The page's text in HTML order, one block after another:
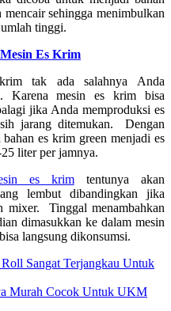
sehingga menimbulkan
tinggi.
Es Krim
tak ada salahnya Anda
Karena mesin es krim bisa
jika Anda memproduksi es
jarang ditemukan. Dengan
es krim green menjadi es
liter per jamnya.
es krimtentunya akan
lembut dibandingkan jika
mixer. Tinggal menambahkan
dimasukkan ke dalam mesin
langsung dikonsumsi.
Sangat Terjangkau Untuk
Murah Cocok Untuk UKM